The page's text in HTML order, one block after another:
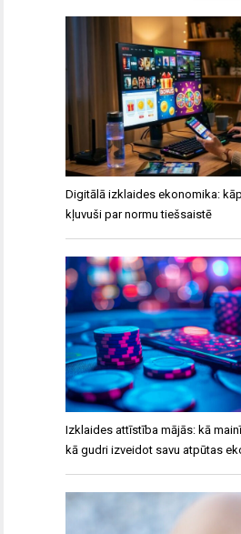
Digitālā izklaides ekonomika:
kļuvuši par normu tiešsaistē
Izklaides attīstība mājās: kā
kā gudri izveidot savu atpūtas